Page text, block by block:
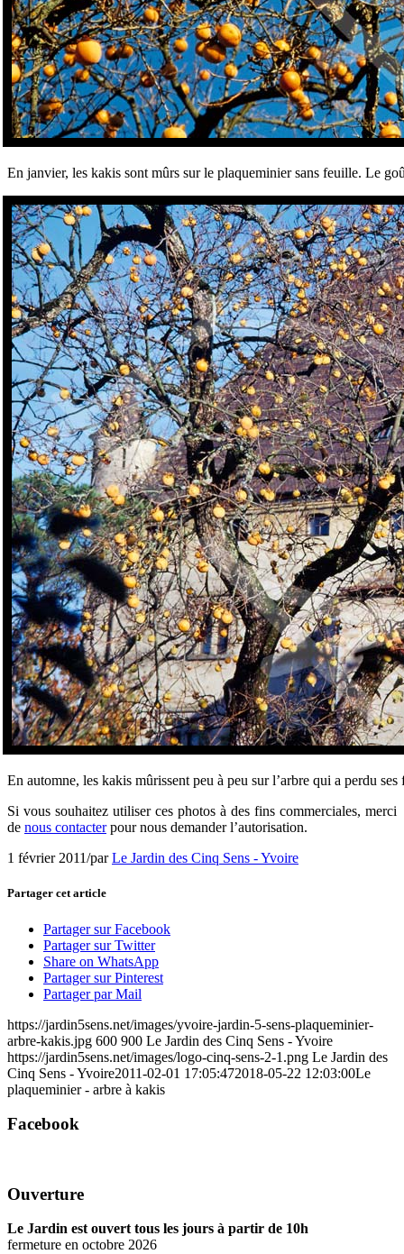
En janvier, les kakis sont mûrs sur le plaqueminier sans feuille. Le
En automne, les kakis mûrissent peu à peu sur l’arbre qui a perdu ses
Si vous souhaitez utiliser ces photos à des fins commerciales, merci
de nous contacterpour nous demander l’autorisation.
1 février 2011/parLe Jardin des Cinq Sens - Yvoire
Partager cet article
Partager sur Facebook
Partager sur Twitter
Share on WhatsApp
Partager sur Pinterest
Partager par Mail
https://jardin5sens.net/images/yvoire-jardin-5-sens-plaqueminier-
arbre-kakis.jpg 600 900 Le Jardin des Cinq Sens - Yvoire
https://jardin5sens.net/images/logo-cinq-sens-2-1.png Le Jardin des
Cinq Sens - Yvoire2011-02-01 17:05:472018-05-22 12:03:00Le
plaqueminier - arbre à kakis
Facebook
Ouverture
Le Jardin est ouvert tous les jours à partir de 10h
fermeture en octobre 2026